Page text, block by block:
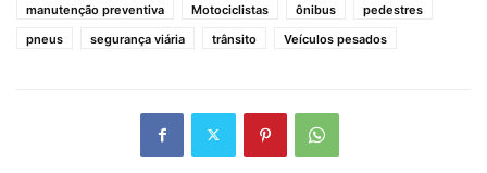
manutenção preventiva
Motociclistas ônibus
pedestres
pneus
segurança viária trânsito Veículos pesados